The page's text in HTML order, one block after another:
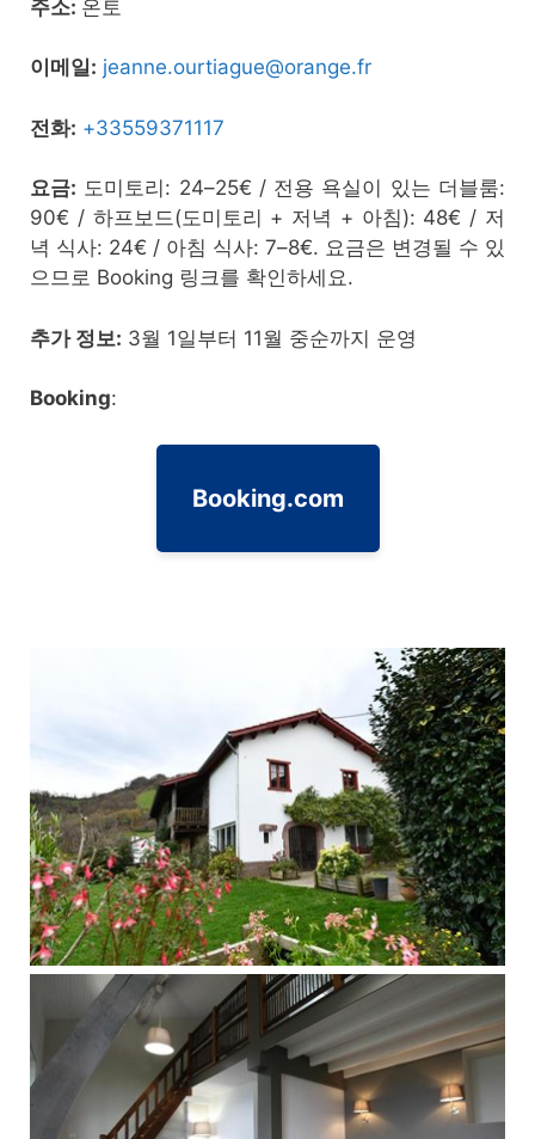
주소: 온토
이메일: jeanne.ourtiague@orange.fr
전화: +33559371117
요금: 도미토리: 24–25€ / 전용 욕실이 있는 더블룸:
90€ / 하프보드(도미토리 + 저녁 + 아침): 48€ / 저
녁 식사: 24€ / 아침 식사: 7–8€. 요금은 변경될 수 있
으므로 Booking 링크를 확인하세요.
추가 정보: 3월 1일부터 11월 중순까지 운영
Booking:
Booking.com